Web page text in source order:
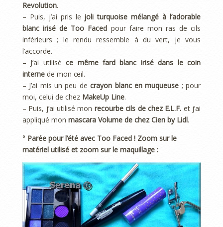
Revolution.
– Puis, j’ai pris le joli turquoise mélangé à l’adorable
blanc irisé de Too Faced pour faire mon ras de cils
inférieurs ; le rendu ressemble à du vert, je vous
l’accorde.
– J’ai utilisé ce même fard blanc irisé dans le coin
interne de mon œil.
– J’ai mis un peu decrayon blanc en muqueuse ; pour
moi, celui de chez MakeUp Line.
– Puis, j’ai utilisé mon recourbe cils de chez E.L.F. et j’ai
appliqué mon mascara Volume de chez Cien by Lidl.
° Parée pour l’été avec Too Faced ! Zoom sur le
matériel utilisé et zoom sur le maquillage :